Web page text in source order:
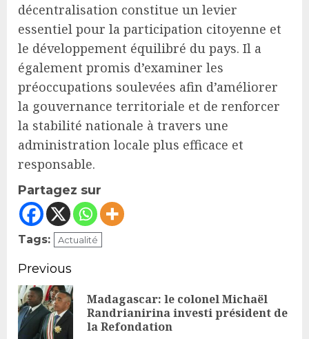
décentralisation constitue un levier
essentiel pour la participation citoyenne et
le développement équilibré du pays. Il a
également promis d’examiner les
préoccupations soulevées afin d’améliorer
la gouvernance territoriale et de renforcer
la stabilité nationale à travers une
administration locale plus efficace et
responsable.
Partagez sur
Tags: Actualité
Continue
Reading
Previous
Madagascar: le colonel Michaël
Randrianirina investi président de
la Refondation